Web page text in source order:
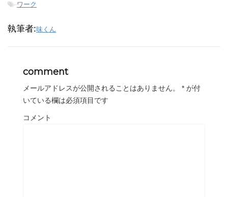
-ワーク
執筆者:味くん
comment
メールアドレスが公開されることはありません。 * が付
いている欄は必須項目です
コメント